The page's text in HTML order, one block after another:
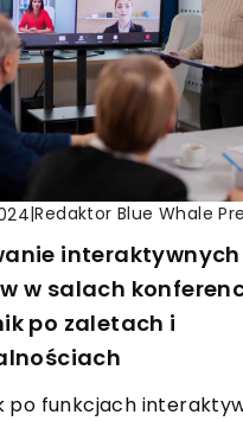
|Redaktor Blue Whale
interaktywnych
w salach
po zaletach i
po funkcjach